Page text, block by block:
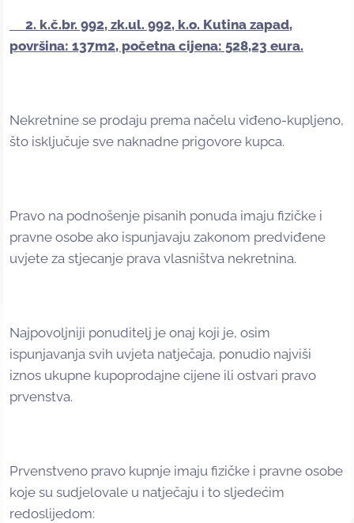
2. k.č.br. 992, zk.ul. 992, k.o. Kutina zapad,
površina: 137m2, početna cijena: 528,23 eura.
Nekretnine se prodaju prema načelu viđeno-kupljeno,
što isključuje sve naknadne prigovore kupca.
Pravo na podnošenje pisanih ponuda imaju fizičke i
pravne osobe ako ispunjavaju zakonom predviđene
uvjete za stjecanje prava vlasništva nekretnina.
Najpovoljniji ponuditelj je onaj koji je, osim
ispunjavanja svih uvjeta natječaja, ponudio najviši
iznos ukupne kupoprodajne cijene ili ostvari pravo
prvenstva.
Prvenstveno pravo kupnje imaju fizičke i pravne osobe
koje su sudjelovale u natječaju i to sljedećim
redoslijedom: